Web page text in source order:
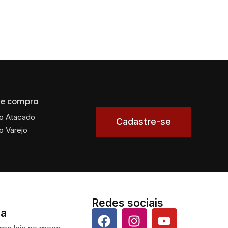
compra
Atacado
Varejo
Cadastre-se
Redes sociais